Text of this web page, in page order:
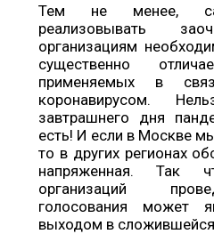
Тем не менее,
реализовывать
организациям
существенно
применяемых в
коронавирусом.
завтрашнего дня
есть! И если в Москве
то в других регионах
напряженная. Так
организаций
голосования может
выходом в сложившейся